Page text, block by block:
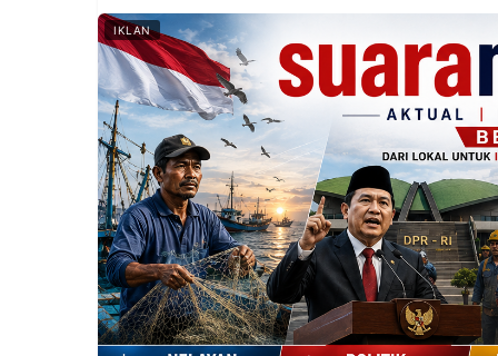
IKLAN